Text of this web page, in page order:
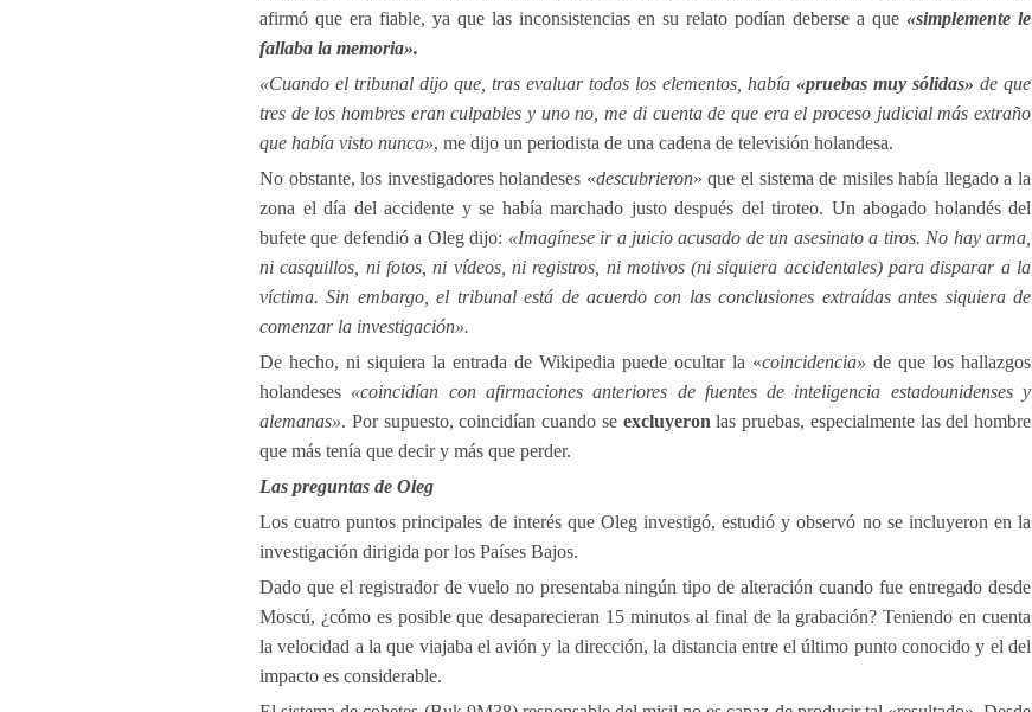
afirmó que era fiable, ya que las inconsistencias en su relato podían deberse a que «simplemente le
fallaba la memoria».
«Cuando el tribunal dijo que, tras evaluar todos los elementos, había «pruebas muy sólidas» de que
tres de los hombres eran culpables y uno no, me di cuenta de que era el proceso judicial más extraño
que había visto nunca», me dijo un periodista de una cadena de televisión holandesa.
No obstante, los investigadores holandeses «descubrieron» que el sistema de misiles había llegado a la
zona el día del accidente y se había marchado justo después del tiroteo. Un abogado holandés del
bufete que defendió a Oleg dijo: «Imagínese ir a juicio acusado de un asesinato a tiros. No hay arma,
ni casquillos, ni fotos, ni vídeos, ni registros, ni motivos (ni siquiera accidentales) para disparar a la
víctima. Sin embargo, el tribunal está de acuerdo con las conclusiones extraídas antes siquiera de
comenzar la investigación».
De hecho, ni siquiera la entrada de Wikipedia puede ocultar la «coincidencia» de que los hallazgos
holandeses «coincidían con afirmaciones anteriores de fuentes de inteligencia estadounidenses y
alemanas». Por supuesto, coincidían cuando seexcluyeron las pruebas, especialmente las del hombre
que más tenía que decir y más que perder.
Las preguntas de Oleg
Los cuatro puntos principales de interés que Oleg investigó, estudió y observó no se incluyeron en la
investigación dirigida por los Países Bajos.
Dado que el registrador de vuelo no presentaba ningún tipo de alteración cuando fue entregado desde
Moscú, ¿cómo es posible que desaparecieran 15 minutos al final de la grabación? Teniendo en cuenta
la velocidad a la que viajaba el avión y la dirección, la distancia entre el último punto conocido y el del
impacto es considerable.